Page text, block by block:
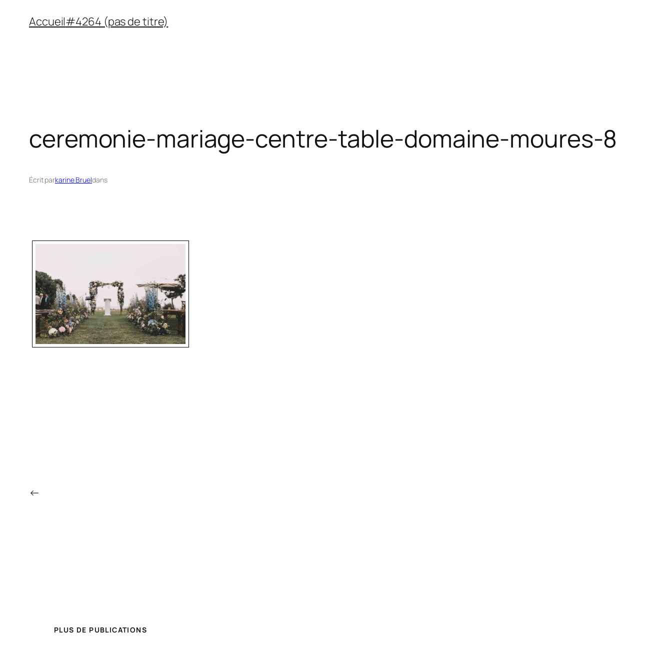
Accueil#4264 (pas de titre)
ceremonie-mariage-centre-table-domaine-moures-8
Écrit parkarine Brueldans
←
PLUS DE PUBLICATIONS